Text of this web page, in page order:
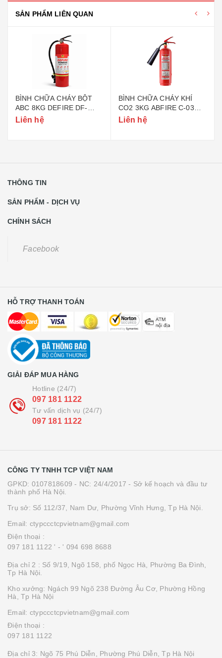
SẢN PHẨM LIÊN QUAN
BÌNH CHỮA CHÁY BỘT
ABC 8KG DEFIRE DF-
ABC8 (BỘ CÔNG AN)
Liên hệ
BÌNH CHỮA CHÁY KHÍ
CO2 3KG ABFIRE C-03
(TEM BỘ CÔNG AN)
Liên hệ
THÔNG TIN
SẢN PHẨM - DỊCH VỤ
CHÍNH SÁCH
Facebook
HỖ TRỢ THANH TOÁN
GIẢI ĐÁP MUA HÀNG
Hotline (24/7)
097 181 1122
Tư vấn dịch vụ (24/7)
097 181 1122
CÔNG TY TNHH TCP VIỆT NAM
GPKD: 0107818609 - NC: 24/4/2017 - Sở kế hoạch và đầu tư
thành phố Hà Nội.
Trụ sở: Số 112/37, Nam Dư, Phường Vĩnh Hưng, Tp Hà Nội.
Email: ctypccctcpvietnam@gmail.com
Điện thoại :
097 181 1122 ' - ' 094 698 8688
Địa chỉ 2 : Số 9/19, Ngõ 158, phố Ngọc Hà, Phường Ba Đình,
Tp Hà Nội.
Kho xưởng: Ngách 99 Ngõ 238 Đường Âu Cơ, Phường Hồng
Hà, Tp Hà Nội
Email: ctypccctcpvietnam@gmail.com
Điện thoại :
097 181 1122
Địa chỉ 3: Ngõ 75 Phú Diễn, Phường Phú Diễn, Tp Hà Nội